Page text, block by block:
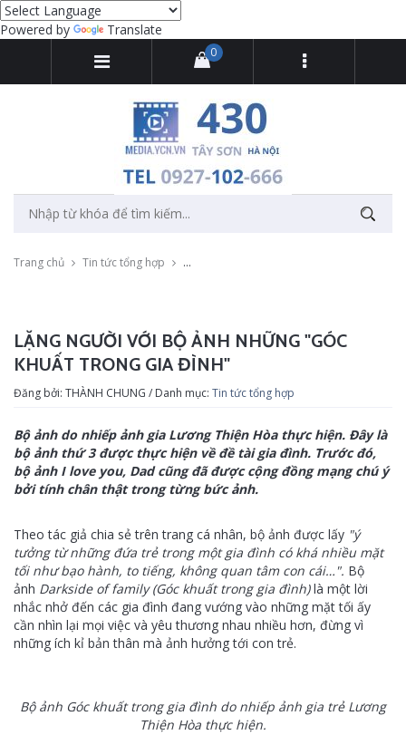
Powered by Translate
0
Trang chủ Tin tức tổng hợp Lặng người với bộ ảnh những "Góc khuất
LẶNG NGƯỜI VỚI BỘ ẢNH NHỮNG "GÓC
KHUẤT TRONG GIA ĐÌNH"
Đăng bởi: THÀNH CHUNG / Danh mục: Tin tức tổng hợp
Bộ ảnh do nhiếp ảnh gia Lương Thiện Hòa thực hiện. Đây là
bộ ảnh thứ 3 được thực hiện về đề tài gia đình. Trước đó,
bộ ảnh I love you, Dad cũng đã được cộng đồng mạng chú ý
bởi tính chân thật trong từng bức ảnh.
Theo tác giả chia sẻ trên trang cá nhân, bộ ảnh được lấy "ý
tưởng từ những đứa trẻ trong một gia đình có khá nhiều mặt
tối như bạo hành, to tiếng, không quan tâm con cái…". Bộ
ảnh Darkside of family (Góc khuất trong gia đình)là một lời
nhắc nhở đến các gia đình đang vướng vào những mặt tối ấy
cần nhìn lại mọi việc và yêu thương nhau nhiều hơn, đừng vì
những ích kỉ bản thân mà ảnh hưởng tới con trẻ.
Bộ ảnh Góc khuất trong gia đình do nhiếp ảnh gia trẻ Lương
Thiện Hòa thực hiện.